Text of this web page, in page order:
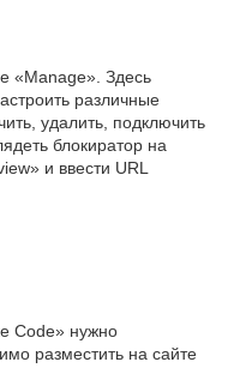
«Manage». Здесь
различные
удалить, подключить
блокиратор на
и ввести URL
Code» нужно
разместить на сайте